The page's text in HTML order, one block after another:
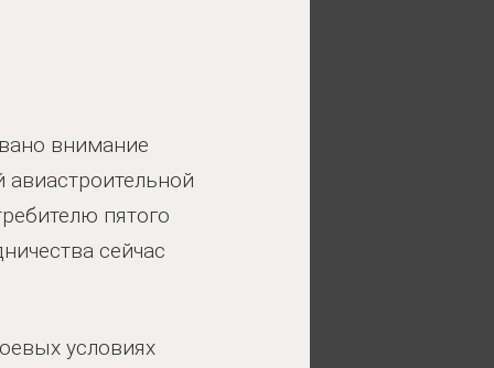
внимание
пятого
сейчас
условиях